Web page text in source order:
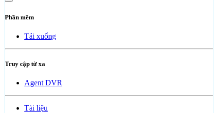
Phần mềm
Tải xuống
Truy cập từ xa
Agent DVR
Tài liệu